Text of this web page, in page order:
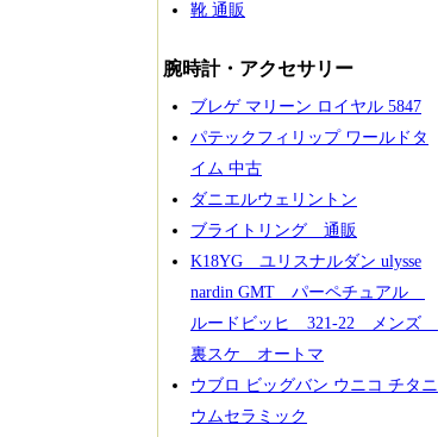
靴 通販
腕時計・アクセサリー
ブレゲ マリーン ロイヤル 5847
パテックフィリップ ワールドタ
イム 中古
ダニエルウェリントン
ブライトリング 通販
K18YG ユリスナルダン ulysse
nardin GMT パーペチュアル
ルードビッヒ 321-22 メンズ
裏スケ オートマ
ウブロ ビッグバン ウニコ チタニ
ウムセラミック